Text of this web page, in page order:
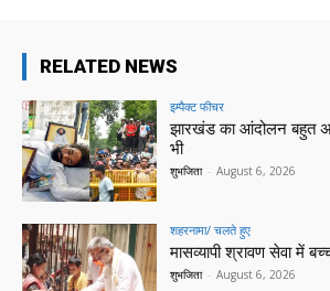
RELATED NEWS
इम्पैक्ट फीचर
झारखंड का आंदोलन बहुत
भी
शुभजिता - August 6, 2026
शहरनामा/ चलते हुए
मासव्यापी श्रावण सेवा में
शुभजिता - August 6, 2026